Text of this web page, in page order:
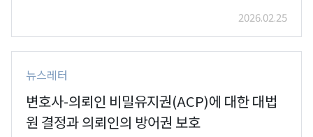
2026.02.25
뉴스레터
변호사-의뢰인 비밀유지권(ACP)에 대한 대법
원 결정과 의뢰인의 방어권 보호